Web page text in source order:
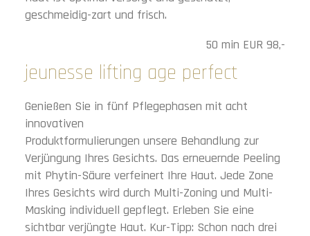
geschmeidig-zart und frisch.
50 min EUR 98,-
jeunesse lifting age perfect
Genießen Sie in fünf Pflegephasen mit acht
innovativen
Produktformulierungen unsere Behandlung zur
Verjüngung Ihres Gesichts. Das erneuernde Peeling
mit Phytin-Säure verfeinert Ihre Haut. Jede Zone
Ihres Gesichts wird durch Multi-Zoning und Multi-
Masking individuell gepflegt. Erleben Sie eine
sichtbar verjüngte Haut. Kur-Tipp: Schon nach drei